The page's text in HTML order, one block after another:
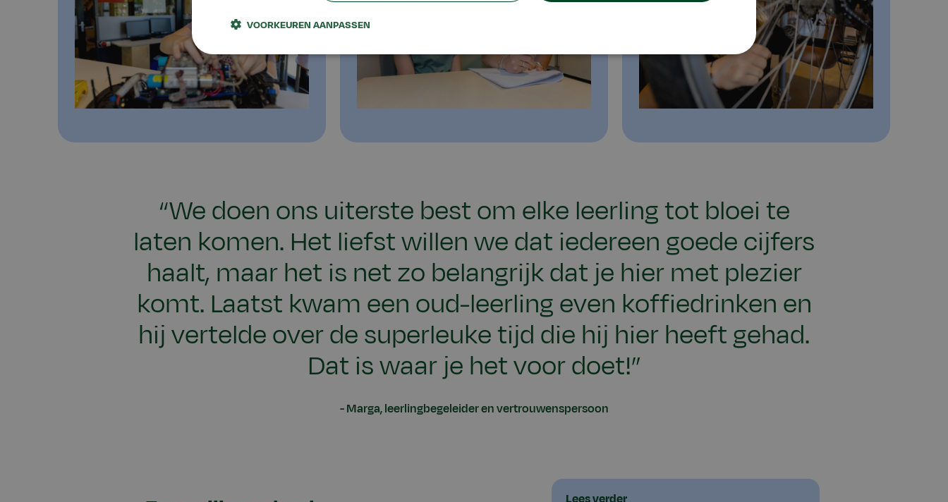
“We doen ons uiterste best om elke leerling tot bloei te
laten komen. Het liefst willen we dat iedereen goede cijfers
haalt, maar het is net zo belangrijk dat je hier met plezier
komt. Laatst kwam een oud-leerling even koffiedrinken en
hij vertelde over de superleuke tijd die hij hier heeft gehad.
Dat is waar je het voor doet!”
Marga, leerlingbegeleider en vertrouwenspersoon
VOORKEUREN AANPASSEN